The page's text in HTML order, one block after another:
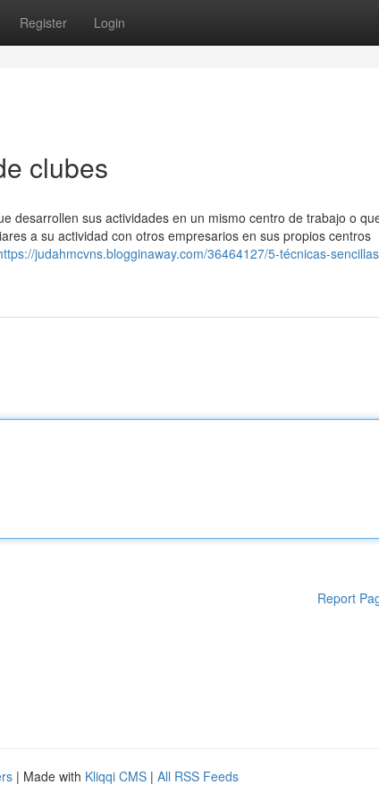
Register Login
clubes
desarrollen sus actividades en un mismo centro de trabajo o
a su actividad con otros empresarios en sus propios centros
judahmcvns.blogginaway.com/36464127/5-técnicas-
Report
| Made with Kliqqi CMS | All RSS Feeds